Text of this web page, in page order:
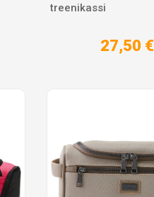
treenikassi
27,50 €